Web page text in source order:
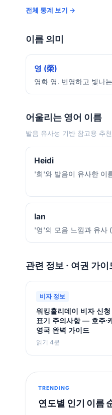
전체 통계 보기 →
이름 의미
영 (榮)
영화 영. 번영하고 빛나
어울리는 영어 이름
발음 유사성 기반 참고용 추
Heidi
'희'와 발음이 유사한 이
Ian
'영'의 모음 느낌과 유사
관련 정보 · 여권 가이
비자 정보
워킹홀리데이 비자 신
표기 주의사항 — 호주·
영국 완벽 가이드
읽기 4분
TRENDING
연도별 인기 이름